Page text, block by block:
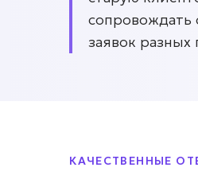
сопровождать
заявок
КАЧЕСТВЕННЫЕ